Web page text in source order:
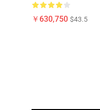
￥630,750 $43.5